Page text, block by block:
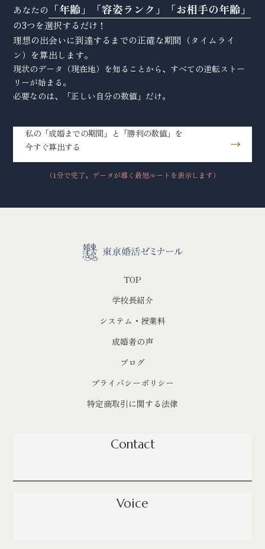
あなたの 「年齢」「容姿ランク」「お相手の年齢」
の3つを選択するだけ！
理想の出会いに到達するまでの正確な期間（タイムライ
ン）を算出します。
現状のデータ（現在地）を知ることから、すべての逆転ストー
リーが始まる。
必要なのは、「正しい自分の数値」だけ。
私の「成婚までの期間」と「勝利の数値」を
今すぐ算出する
（1分で完了。データが導く最短ルートを表示します）
TOP
学校長紹介
システム・授業料
成婚者の声
ブログ
プライバシーポリシー
特定商取引に関する法律
Contact
Voice